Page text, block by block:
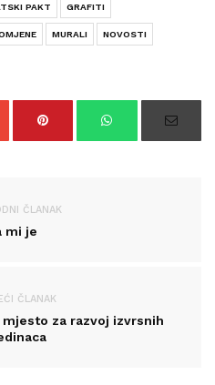
PAKT GRAFITI
MURALI NOVOSTI
ČLANAK
mi je
ČLANAK
za razvoj izvrsnih